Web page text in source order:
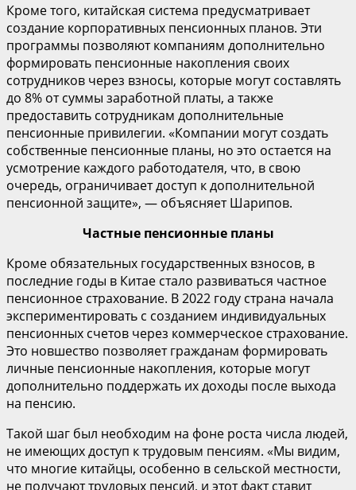
Кроме того, китайская система предусматривает
создание корпоративных пенсионных планов. Эти
программы позволяют компаниям дополнительно
формировать пенсионные накопления своих
сотрудников через взносы, которые могут составлять
до 8% от суммы заработной платы, а также
предоставить сотрудникам дополнительные
пенсионные привилегии. «Компании могут создать
собственные пенсионные планы, но это остается на
усмотрение каждого работодателя, что, в свою
очередь, ограничивает доступ к дополнительной
пенсионной защите», — объясняет Шарипов.
Частные пенсионные планы
Кроме обязательных государственных взносов, в
последние годы в Китае стало развиваться частное
пенсионное страхование. В 2022 году страна начала
экспериментировать с созданием индивидуальных
пенсионных счетов через коммерческое страхование.
Это новшество позволяет гражданам формировать
личные пенсионные накопления, которые могут
дополнительно поддержать их доходы после выхода
на пенсию.
Такой шаг был необходим на фоне роста числа людей,
не имеющих доступ к трудовым пенсиям. «Мы видим,
что многие китайцы, особенно в сельской местности,
не получают трудовых пенсий, и этот факт ставит